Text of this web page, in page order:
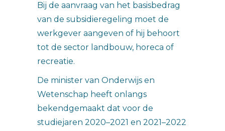
Bij de aanvraag van het basisbedrag
van de subsidieregeling moet de
werkgever aangeven of hij behoort
tot de sector landbouw, horeca of
recreatie.
De minister van Onderwijs en
Wetenschap heeft onlangs
bekendgemaakt dat voor de
studiejaren 2020–2021 en 2021–2022